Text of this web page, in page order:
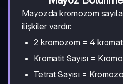
Mayozda kromozom
ilişkiler vardır:
2 kromozom = 4
Kromatit Sayısı =
Tetrat Sayısı =